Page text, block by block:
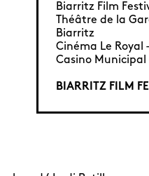
Biarritz Film
Théâtre de la
Biarritz
Cinéma Le
Casino Municipal
BIARRITZ FILM